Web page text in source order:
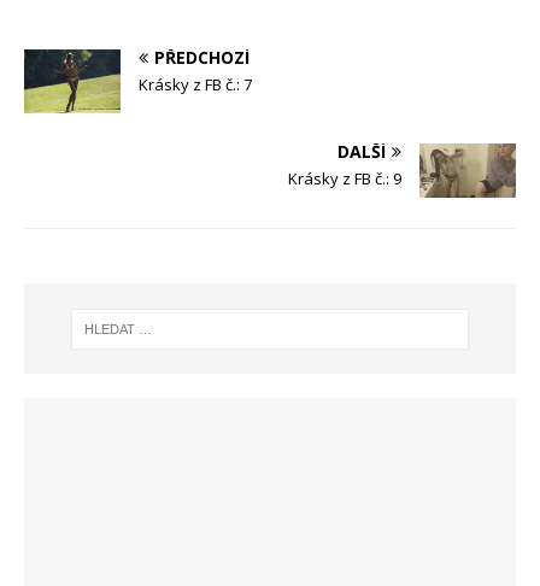
PŘEDCHOZÍ
Krásky z FB č.: 7
DALŠÍ
Krásky z FB č.: 9